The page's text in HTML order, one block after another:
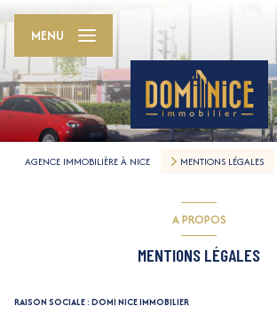
MENU
AGENCE IMMOBILIÈRE À NICE MENTIONS LÉGALES
A PROPOS
MENTIONS LÉGALES
RAISON SOCIALE : DOMI NICE IMMOBILIER